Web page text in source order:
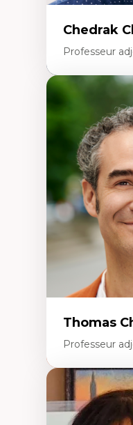
Chedrak
Professeur
Économie
Modèles
Histoire des
Gestion
Écologie
Coopératives
Télétravail
Transition
Thomas
Professeur
Expertises
Théories du
Économie